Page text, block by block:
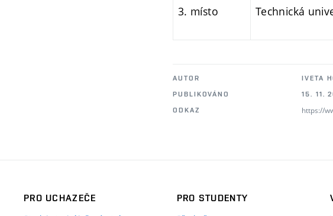
3. místo Technická
AUTOR
IVETA
PUBLIKOVÁNO
15. 11.
ODKAZ
https://
PRO UCHAZEČE
PRO STUDENTY